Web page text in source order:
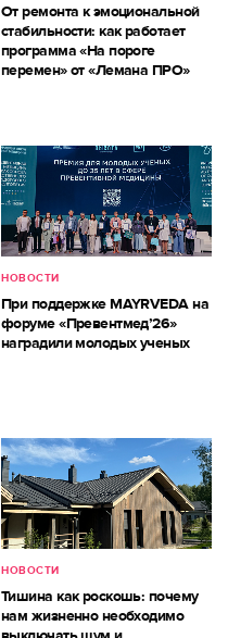
От ремонта к эмоциональной
стабильности: как работает
программа «На пороге
перемен» от «Лемана ПРО»
НОВОСТИ
При поддержке MAYRVEDA на
форуме «Превентмед’26»
наградили молодых ученых
НОВОСТИ
Тишина как роскошь: почему
нам жизненно необходимо